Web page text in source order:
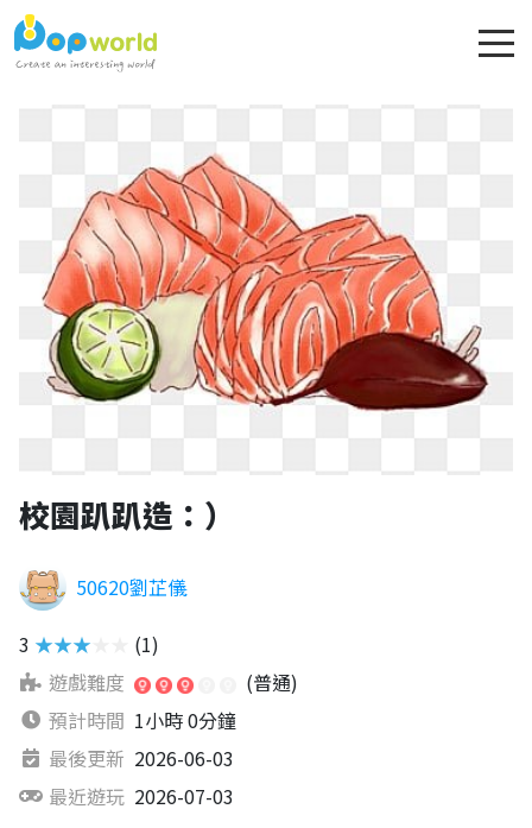
校園趴趴造：）
50620劉芷儀
3 ★★★★★
(1)
遊戲難度
(普通)
預計時間 1小時 0分鐘
最後更新 2026-06-03
最近遊玩 2026-07-03